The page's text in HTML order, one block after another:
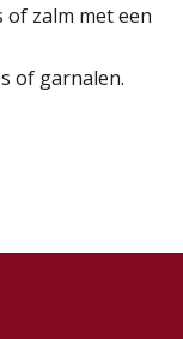
of zalm met een
of garnalen.